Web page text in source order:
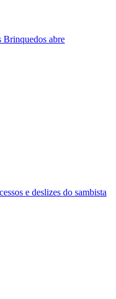
Brinquedos abre
e deslizes do sambista